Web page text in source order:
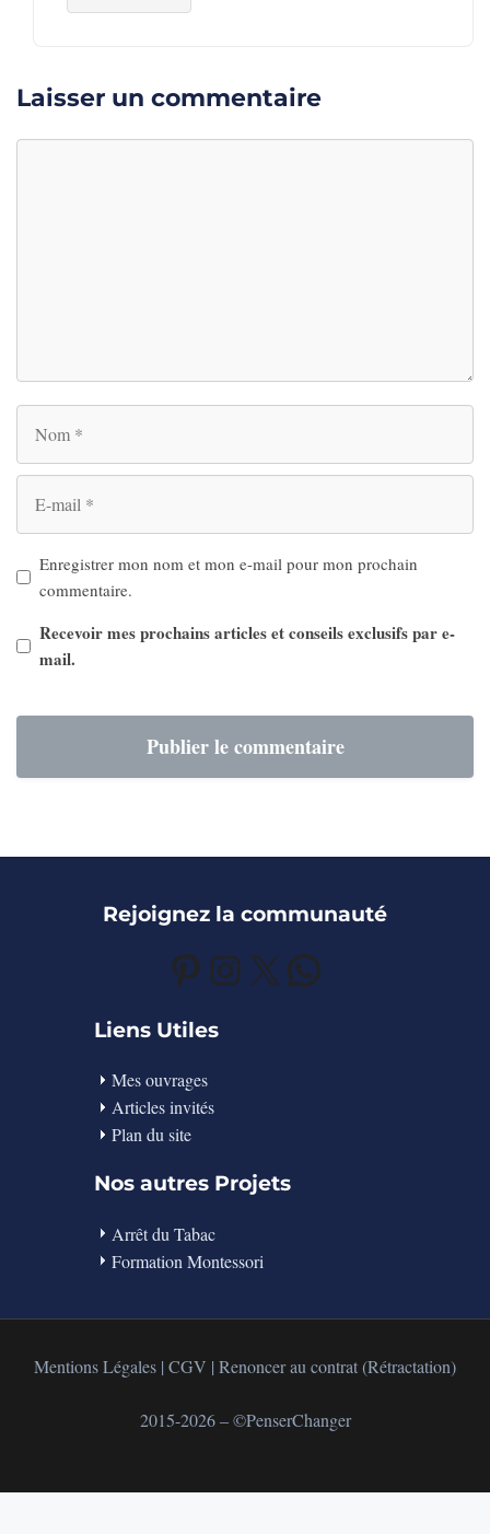
Laisser un commentaire
mail
Enregistrer mon nom et mon e-mail pour mon prochain
commentaire.
Recevoir mes prochains articles et conseils exclusifs par e-
mail.
Rejoignez la communauté
Pinterest
Instagram
X WhatsApp
Liens Utiles
Mes ouvrages
Articles invités
Plan du site
Nos autres Projets
Arrêt du Tabac
Formation Montessori
2015-2026 ‒ ©PenserChanger
Mentions Légales | CGV | Renoncer au contrat (Rétractation)